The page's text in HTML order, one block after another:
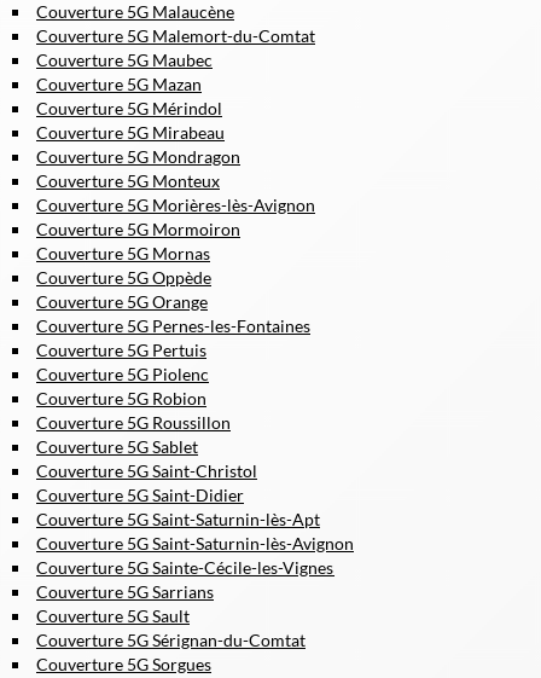
Couverture 5G Malaucène
Couverture 5G Malemort-du-Comtat
Couverture 5G Maubec
Couverture 5G Mazan
Couverture 5G Mérindol
Couverture 5G Mirabeau
Couverture 5G Mondragon
Couverture 5G Monteux
Couverture 5G Morières-lès-Avignon
Couverture 5G Mormoiron
Couverture 5G Mornas
Couverture 5G Oppède
Couverture 5G Orange
Couverture 5G Pernes-les-Fontaines
Couverture 5G Pertuis
Couverture 5G Piolenc
Couverture 5G Robion
Couverture 5G Roussillon
Couverture 5G Sablet
Couverture 5G Saint-Christol
Couverture 5G Saint-Didier
Couverture 5G Saint-Saturnin-lès-Apt
Couverture 5G Saint-Saturnin-lès-Avignon
Couverture 5G Sainte-Cécile-les-Vignes
Couverture 5G Sarrians
Couverture 5G Sault
Couverture 5G Sérignan-du-Comtat
Couverture 5G Sorgues